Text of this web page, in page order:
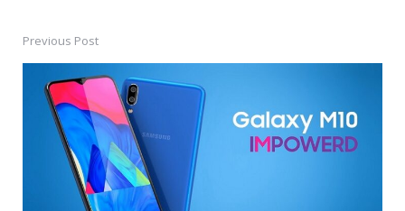
Post
navigation
Previous Post